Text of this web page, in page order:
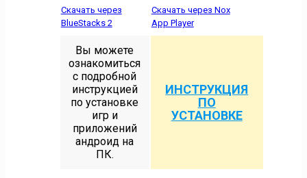
Скачать через
BlueStacks 2
Скачать через Nox
App Player
Вы можете
ознакомиться
с подробной
инструкцией
по установке
игр и
приложений
андроид на
ПК.
ИНСТРУКЦИЯ
ПО
УСТАНОВКЕ